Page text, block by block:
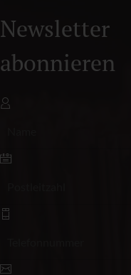
Newsletter
abonnieren